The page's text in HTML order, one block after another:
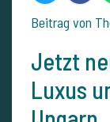
Beitrag von
Jetzt
Luxus